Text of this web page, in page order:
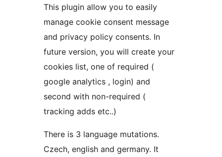
This plugin allow you to easily
manage cookie consent message
and privacy policy consents. In
future version, you will create your
cookies list, one of required (
google analytics , login) and
second with non-required (
tracking adds etc..)
There is 3 language mutations.
Czech, english and germany. It